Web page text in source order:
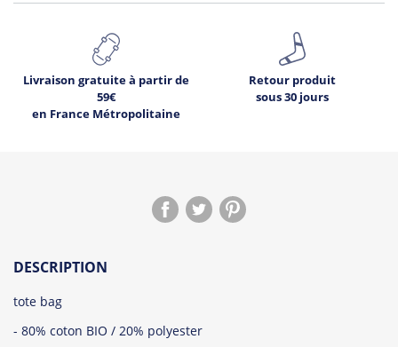
Livraison gratuite à partir de
59€
en France Métropolitaine
Retour produit
sous 30 jours
DESCRIPTION
tote bag
- 80% coton BIO / 20% polyester